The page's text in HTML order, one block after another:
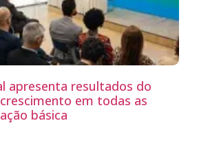
apresenta resultados do
em todas as
básica